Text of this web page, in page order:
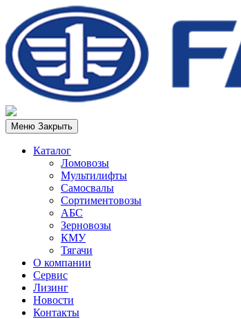
Меню Закрыть
Каталог
Ломовозы
Мультилифты
Самосвалы
Сортиментовозы
АБС
Зерновозы
КМУ
Тягачи
О компании
Сервис
Лизинг
Новости
Контакты